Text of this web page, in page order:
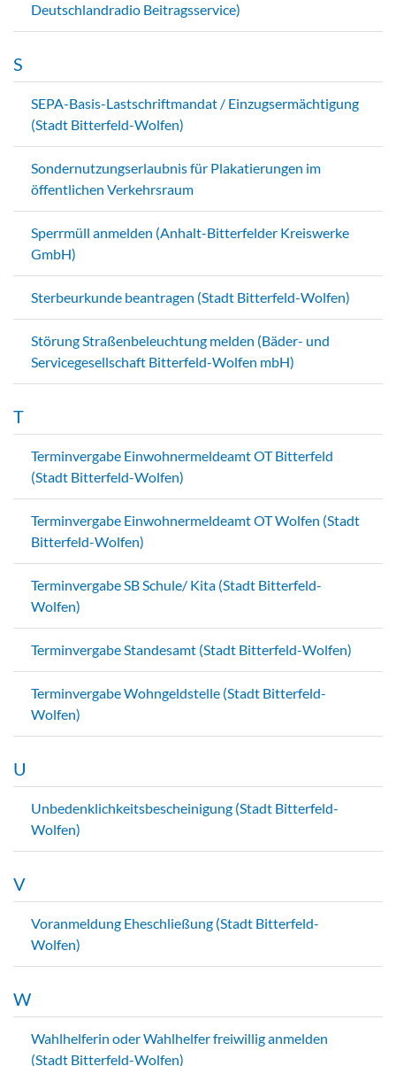
Deutschlandradio Beitragsservice)
S
SEPA-Basis-Lastschriftmandat / Einzugsermächtigung
(Stadt Bitterfeld-Wolfen)
Sondernutzungserlaubnis für Plakatierungen im
öffentlichen Verkehrsraum
Sperrmüll anmelden (Anhalt-Bitterfelder Kreiswerke
GmbH)
Sterbeurkunde beantragen (Stadt Bitterfeld-Wolfen)
Störung Straßenbeleuchtung melden (Bäder- und
Servicegesellschaft Bitterfeld-Wolfen mbH)
T
Terminvergabe Einwohnermeldeamt OT Bitterfeld
(Stadt Bitterfeld-Wolfen)
Terminvergabe Einwohnermeldeamt OT Wolfen (Stadt
Bitterfeld-Wolfen)
Terminvergabe SB Schule/ Kita (Stadt Bitterfeld-
Wolfen)
Terminvergabe Standesamt (Stadt Bitterfeld-Wolfen)
Terminvergabe Wohngeldstelle (Stadt Bitterfeld-
Wolfen)
U
Unbedenklichkeitsbescheinigung (Stadt Bitterfeld-
Wolfen)
V
Voranmeldung Eheschließung (Stadt Bitterfeld-
Wolfen)
W
Wahlhelferin oder Wahlhelfer freiwillig anmelden
(Stadt Bitterfeld-Wolfen)